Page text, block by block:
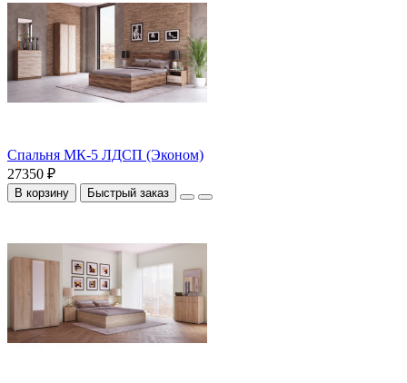
Спальня МК-5 ЛДСП (Эконом)
27350 ₽
В корзину Быстрый заказ